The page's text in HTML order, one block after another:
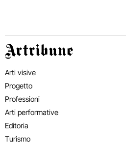
Artribune
Arti visive
Progetto
Professioni
Arti performative
Editoria
Turismo